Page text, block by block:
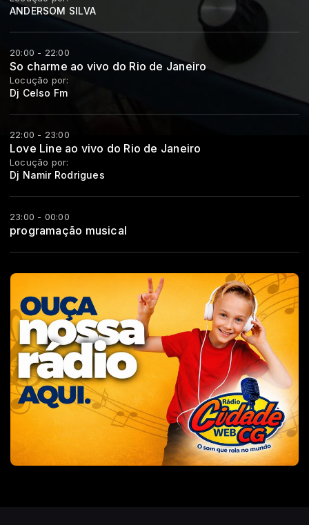
ANDERSOM SILVA
20:00 - 22:00
So charme ao vivo do Rio de Janeiro
Locução por:
Dj Celso Fm
22:00 - 23:00
Love Line ao vivo do Rio de Janeiro
Locução por:
Dj Namir Rodrigues
23:00 - 00:00
programação musical